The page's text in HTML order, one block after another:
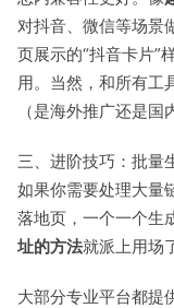
对抖音、微信等场景
页展示的“抖音卡片”
用。当然，和所有工
（是海外推广还是国
三、进阶技巧：批量
如果你需要处理大量
落地页，一个一个生
址的方法就派上用场
大部分专业平台都提